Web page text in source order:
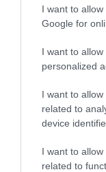
I want to
Google for
I want to
personalized
I want to
related to
device
I want to
related to
2018. December 31.